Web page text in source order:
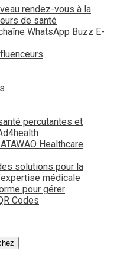
rendez-vous à la
de santé
WhatsApp Buzz E-
percutantes et
Healthcare
solutions pour la
médicale
pour gérer
Codes